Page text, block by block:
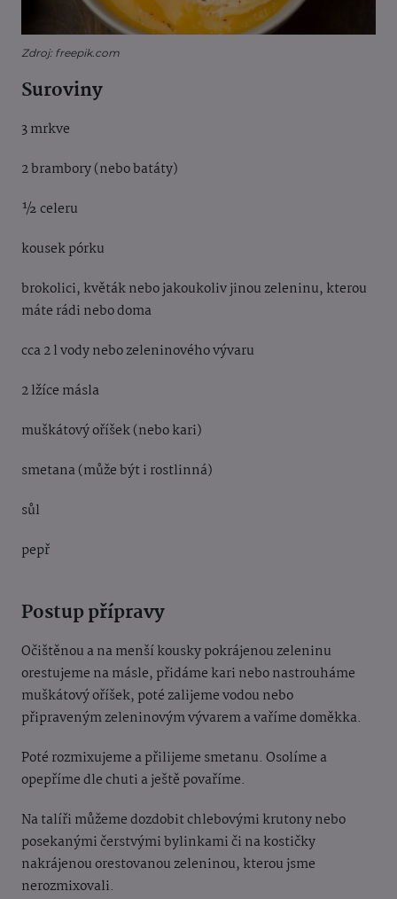
Zdroj: freepik.com
Suroviny
3 mrkve
2 brambory (nebo batáty)
½ celeru
kousek pórku
brokolici, květák nebo jakoukoliv jinou zeleninu, kterou
máte rádi nebo doma
cca 2 l vody nebo zeleninového vývaru
2 lžíce másla
muškátový oříšek (nebo kari)
smetana (může být i rostlinná)
sůl
pepř
Postup přípravy
Očištěnou a na menší kousky pokrájenou zeleninu
orestujeme na másle, přidáme kari nebo nastrouháme
muškátový oříšek, poté zalijeme vodou nebo
připraveným zeleninovým vývarem a vaříme doměkka.
Poté rozmixujeme a přilijeme smetanu. Osolíme a
opepříme dle chuti a ještě povaříme.
Na talíři můžeme dozdobit chlebovými krutony nebo
posekanými čerstvými bylinkami či na kostičky
nakrájenou orestovanou zeleninou, kterou jsme
nerozmixovali.